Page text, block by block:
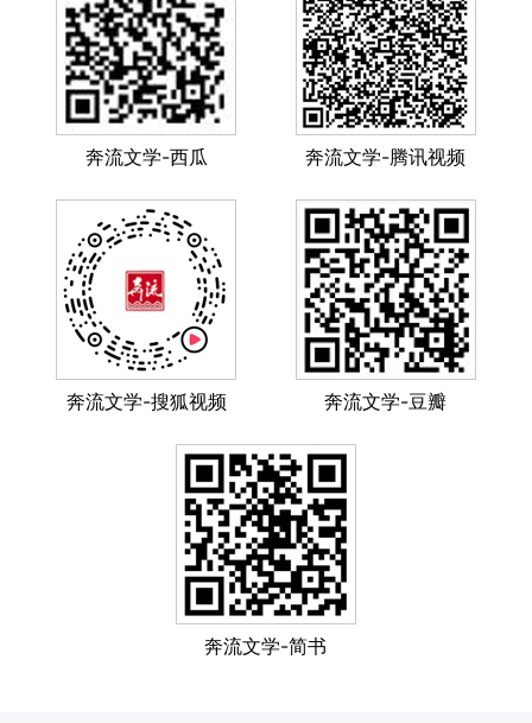
奔流文学-西瓜 奔流文学-腾讯视频
奔流文学-搜狐视频 奔流文学-豆瓣
奔流文学-简书